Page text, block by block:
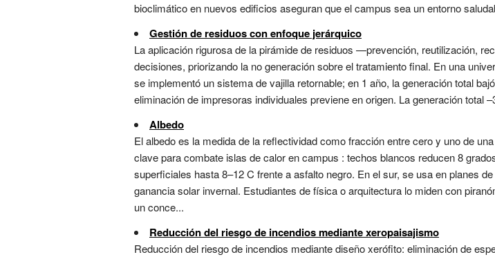
bioclimático en nuevos edificios aseguran que el campus sea un entorno
Gestión de residuos con enfoque jerárquico
La aplicación rigurosa de la pirámide de residuos —prevención, reutilización,
decisiones, priorizando la no generación sobre el tratamiento final. En una
se implementó un sistema de vajilla retornable; en 1 año, la generación total
eliminación de impresoras individuales previene en origen. La generación total
Albedo
El albedo es la medida de la reflectividad como fracción entre cero y uno de
clave para combate islas de calor en campus : techos blancos reducen 8
superficiales hasta 8–12 C frente a asfalto negro. En el sur, se usa en planes
ganancia solar invernal. Estudiantes de física o arquitectura lo miden con
un conce...
Reducción del riesgo de incendios mediante xeropaisajismo
Reducción del riesgo de incendios mediante diseño xerófito: eliminación de